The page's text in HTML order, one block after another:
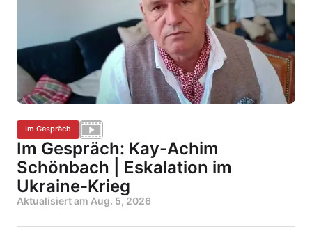
Im Gespräch
Im Gespräch: Kay-Achim
Schönbach | Eskalation im
Ukraine-Krieg
Aktualisiert am Aug. 5, 2026